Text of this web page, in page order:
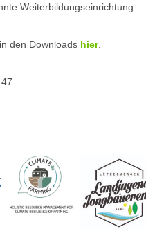
Weiterbildungseinrichtung.
den Downloads hier.